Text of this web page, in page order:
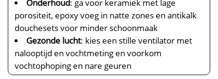
Onderhoud: ga voor keramiek met lage
porositeit, epoxy voeg in natte zones en antikalk
douchesets voor minder schoonmaak
Gezonde lucht: kies een stille ventilator met
nalooptijd en vochtmeting en voorkom
vochtophoping en nare geuren